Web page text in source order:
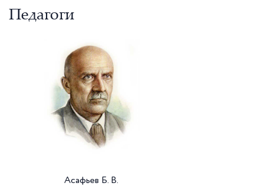
Педагоги
Асафьев Б. В.